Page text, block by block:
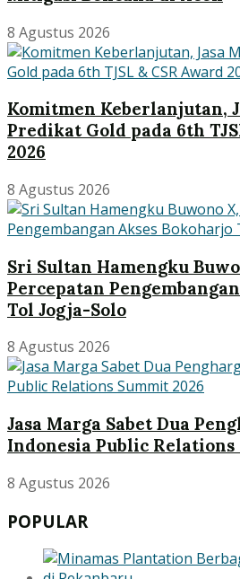
8 Agustus 2026
Komitmen Keberlanjutan,
Predikat Gold pada 6th
2026
8 Agustus 2026
Sri Sultan Hamengku
Percepatan
Tol Jogja-Solo
8 Agustus 2026
Jasa Marga Sabet Dua
Indonesia Public Relations
8 Agustus 2026
POPULAR